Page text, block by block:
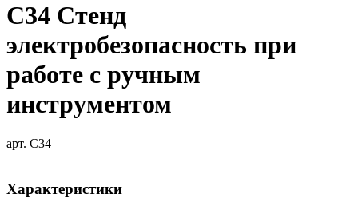
С34 Стенд
электробезопасность при
работе с ручным
инструментом
арт. С34
Характеристики